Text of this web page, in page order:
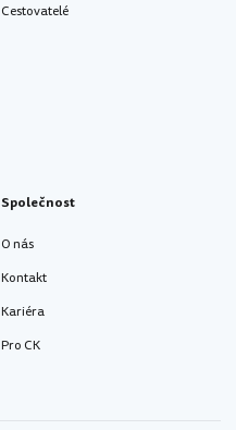
Cestovatelé
Společnost
O nás
Kontakt
Kariéra
Pro CK